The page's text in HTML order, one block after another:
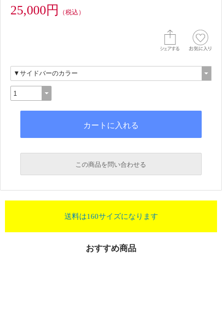
25,000円 （税込）
この商品を問い合わせる
送料は160サイズになります
おすすめ商品